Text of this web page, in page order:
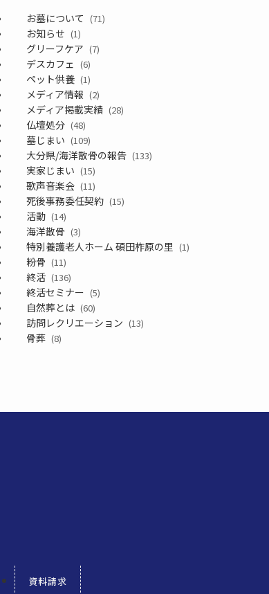
お墓について (71)
お知らせ (1)
グリーフケア (7)
デスカフェ (6)
ペット供養 (1)
メディア情報 (2)
メディア掲載実績 (28)
仏壇処分 (48)
墓じまい (109)
大分県/海洋散骨の報告 (133)
実家じまい (15)
歌声音楽会 (11)
死後事務委任契約 (15)
活動 (14)
海洋散骨 (3)
特別養護老人ホーム 碩田柞原の里 (1)
粉骨 (11)
終活 (136)
終活セミナー (5)
自然葬とは (60)
訪問レクリエーション (13)
骨葬 (8)
資料請求